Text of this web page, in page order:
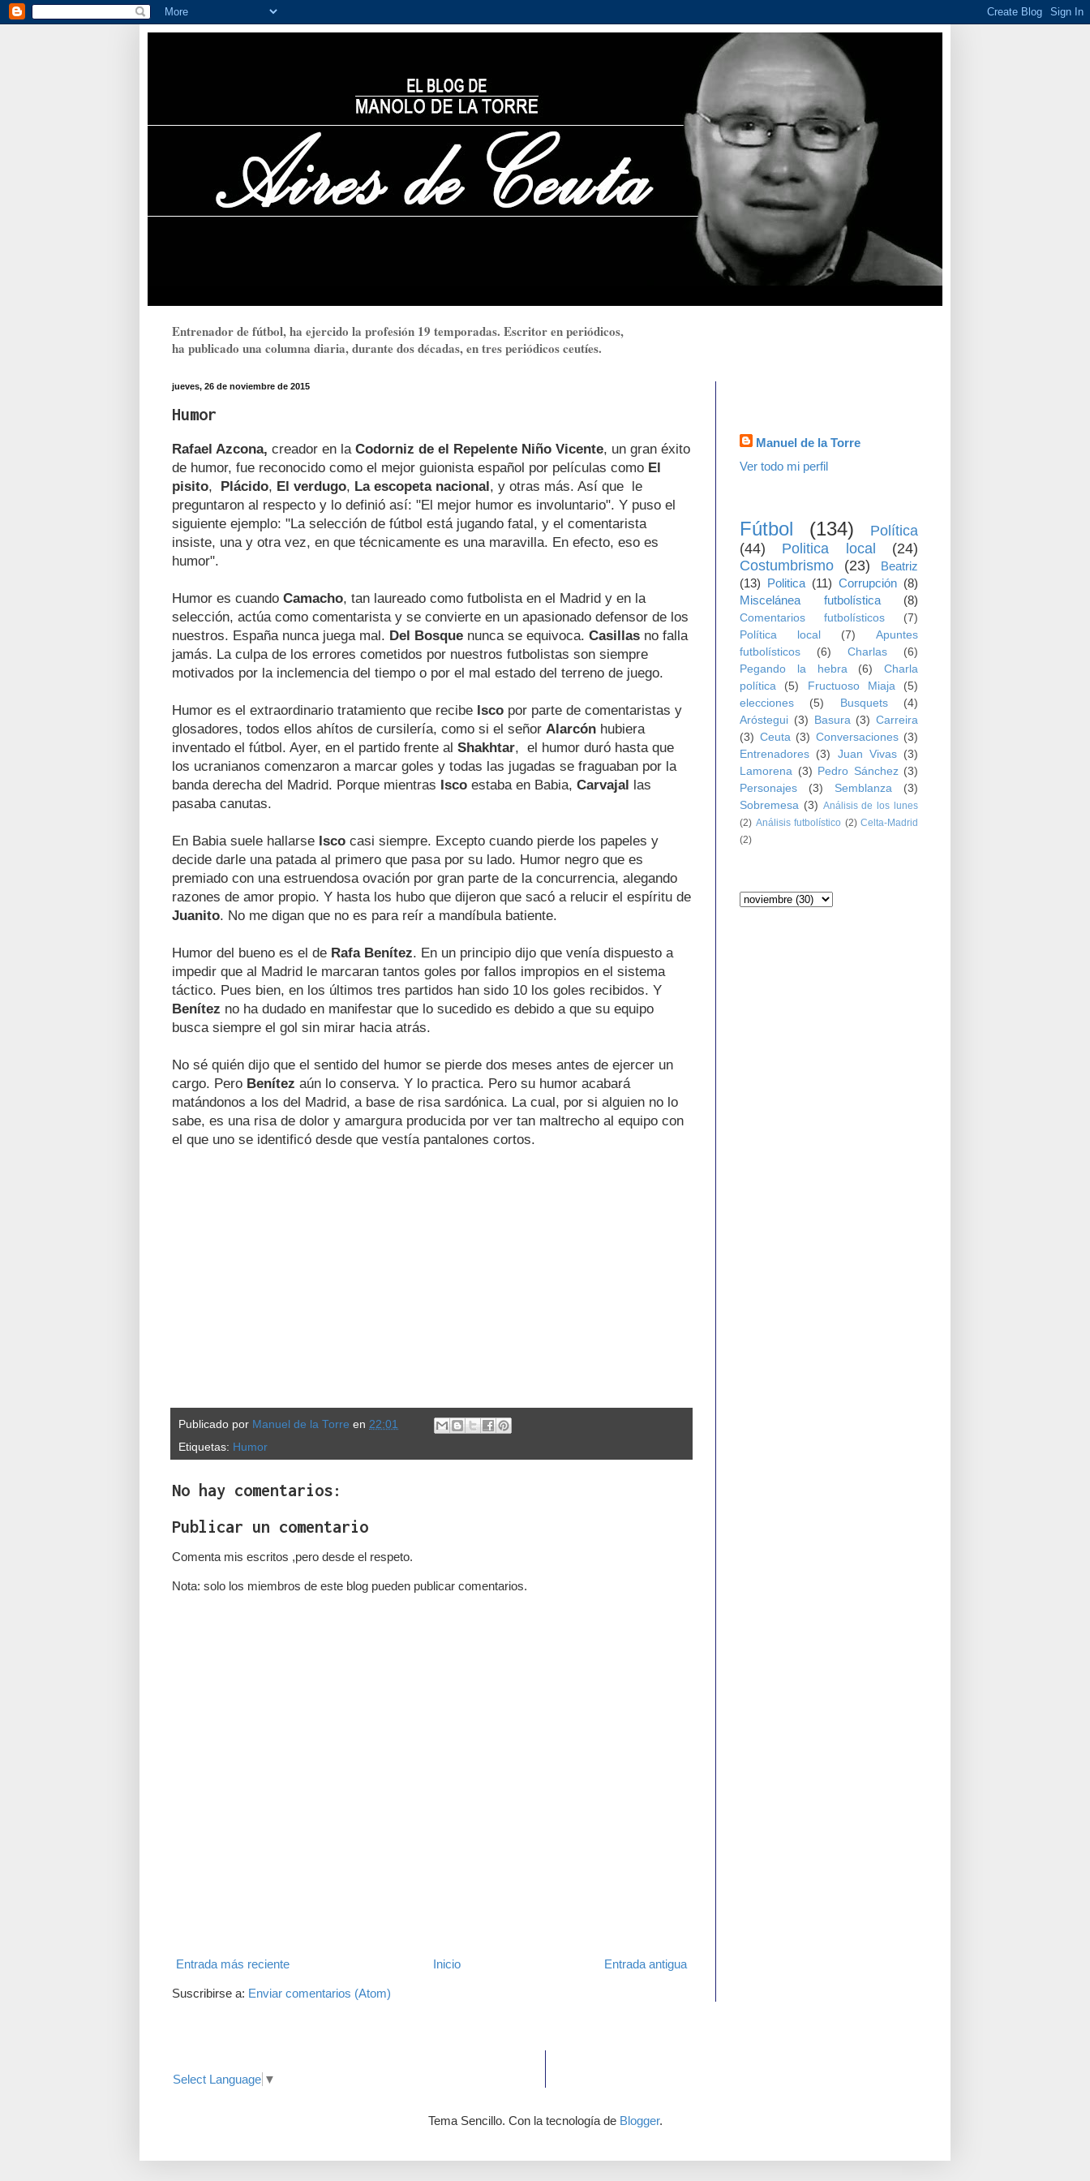
Entrenador de fútbol, ha ejercido la profesión 19 temporadas. Escritor en periódicos,
ha publicado una columna diaria, durante dos décadas, en tres periódicos ceutíes.
jueves, 26 de noviembre de 2015
Humor
Rafael Azcona, creador en la Codorniz de el Repelente Niño Vicente, un gran éxito
de humor, fue reconocido como el mejor guionista español por películas como El
pisito, Plácido, El verdugo, La escopeta nacional, y otras más. Así que le
preguntaron al respecto y lo definió así: "El mejor humor es involuntario". Y puso el
siguiente ejemplo: "La selección de fútbol está jugando fatal, y el comentarista
insiste, una y otra vez, en que técnicamente es una maravilla. En efecto, eso es
humor".
Humor es cuando Camacho, tan laureado como futbolista en el Madrid y en la
selección, actúa como comentarista y se convierte en un apasionado defensor de los
nuestros. España nunca juega mal. Del Bosque nunca se equivoca. Casillas no falla
jamás. La culpa de los errores cometidos por nuestros futbolistas son siempre
motivados por la inclemencia del tiempo o por el mal estado del terreno de juego.
Humor es el extraordinario tratamiento que recibe Isco por parte de comentaristas y
glosadores, todos ellos ahítos de cursilería, como si el señor Alarcón hubiera
inventado el fútbol. Ayer, en el partido frente al Shakhtar, el humor duró hasta que
los ucranianos comenzaron a marcar goles y todas las jugadas se fraguaban por la
banda derecha del Madrid. Porque mientras Isco estaba en Babia, Carvajal las
pasaba canutas.
En Babia suele hallarse Isco casi siempre. Excepto cuando pierde los papeles y
decide darle una patada al primero que pasa por su lado. Humor negro que es
premiado con una estruendosa ovación por gran parte de la concurrencia, alegando
razones de amor propio. Y hasta los hubo que dijeron que sacó a relucir el espíritu de
Juanito. No me digan que no es para reír a mandíbula batiente.
Humor del bueno es el de Rafa Benítez. En un principio dijo que venía dispuesto a
impedir que al Madrid le marcaran tantos goles por fallos impropios en el sistema
táctico. Pues bien, en los últimos tres partidos han sido 10 los goles recibidos. Y
Benítez no ha dudado en manifestar que lo sucedido es debido a que su equipo
busca siempre el gol sin mirar hacia atrás.
No sé quién dijo que el sentido del humor se pierde dos meses antes de ejercer un
cargo. Pero Benítez aún lo conserva. Y lo practica. Pero su humor acabará
matándonos a los del Madrid, a base de risa sardónica. La cual, por si alguien no lo
sabe, es una risa de dolor y amargura producida por ver tan maltrecho al equipo con
el que uno se identificó desde que vestía pantalones cortos.
Publicado por Manuel de la Torre en 22:01
Etiquetas: Humor
No hay comentarios:
Publicar un comentario
Comenta mis escritos ,pero desde el respeto.
Nota: solo los miembros de este blog pueden publicar comentarios.
Entrada más reciente Entrada antigua
Inicio
Suscribirse a: Enviar comentarios (Atom)
Manuel de la Torre
Ver todo mi perfil
Fútbol (134)
Política
(44)
Politica local
(24)
Costumbrismo
(23)
Beatriz
(13) Politica (11) Corrupción (8)
Miscelánea futbolística
(8)
Comentarios futbolísticos
(7)
Política local
(7)
Apuntes
futbolísticos
(6) Charlas
(6)
Pegando la hebra
(6)
Charla
política
(5) Fructuoso Miaja
(5)
elecciones
(5) Busquets
(4)
Aróstegui (3) Basura (3) Carreira
(3) Ceuta (3) Conversaciones (3)
Entrenadores (3) Juan Vivas
(3)
Lamorena (3) Pedro Sánchez (3)
Personajes
(3) Semblanza
(3)
Sobremesa (3) Análisis de los lunes
(2) Análisis futbolístico (2) Celta-Madrid
(2)
Select Language ▼
Tema Sencillo. Con la tecnología de Blogger.